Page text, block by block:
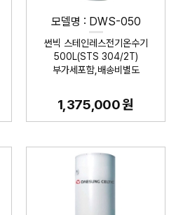
모델명 : DWS-050
썬빅 스테인레스전기온수기
500L(STS 304/2T)
부가세포함,배송비별도
1,375,000 원